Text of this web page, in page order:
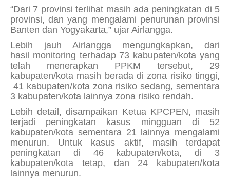
“Dari 7 provinsi terlihat masih ada peningkatan di 5
provinsi, dan yang mengalami penurunan provinsi
Banten dan Yogyakarta,” ujar Airlangga.
Lebih jauh Airlangga mengungkapkan, dari
hasil monitoring terhadap 73 kabupaten/kota yang
telah menerapkan PPKM tersebut, 29
kabupaten/kota masih berada di zona risiko tinggi,
41 kabupaten/kota zona risiko sedang, sementara
3 kabupaten/kota lainnya zona risiko rendah.
Lebih detail, disampaikan Ketua KPCPEN, masih
terjadi peningkatan kasus mingguan di 52
kabupaten/kota sementara 21 lainnya mengalami
menurun. Untuk kasus aktif, masih terdapat
peningkatan di 46 kabupaten/kota, di 3
kabupaten/kota tetap, dan 24 kabupaten/kota
lainnya menurun.